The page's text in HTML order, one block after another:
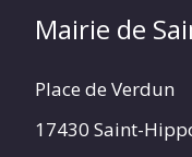
Mairie de
Place de Verdun
17430 Saint-